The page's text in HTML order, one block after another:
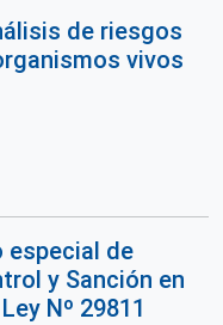
de riesgos
vivos
especial de
y Sanción en
Nº 29811